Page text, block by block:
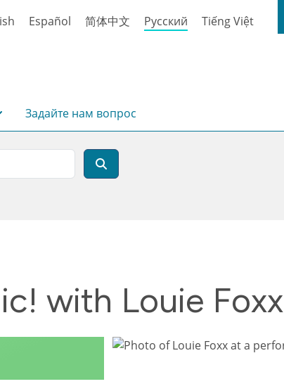
Español 简体中文 Русский Tiếng Việt
Задайте нам вопрос
with Louie Foxx